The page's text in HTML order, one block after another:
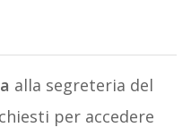
alla segreteria del
per accedere